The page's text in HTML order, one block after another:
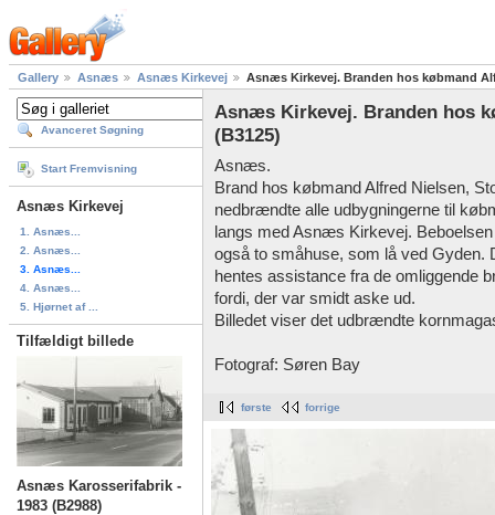
Gallery Asnæs Asnæs Kirkevej Asnæs Kirkevej. Branden hos købmand
Avanceret Søgning
Start Fremvisning
Asnæs Kirkevej
1. Asnæs...
2. Asnæs...
3. Asnæs...
4. Asnæs...
5. Hjørnet af ...
Tilfældigt billede
Asnæs Karosserifabrik -
1983 (B2988)
Asnæs Kirkevej. Branden hos
(B3125)
Asnæs.
Brand hos købmand Alfred Nielsen,
nedbrændte alle udbygningerne til
langs med Asnæs Kirkevej.
også to småhuse, som lå ved Gyden.
hentes assistance fra de omliggende
fordi, der var smidt aske ud.
Billedet viser det udbrændte
Fotograf: Søren Bay
første forrige